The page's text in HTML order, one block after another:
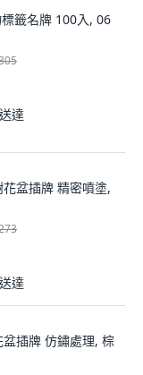
籤名牌 100入, 06
達
盆插牌 精密噴塗,
達
插牌 仿鏽處理, 棕